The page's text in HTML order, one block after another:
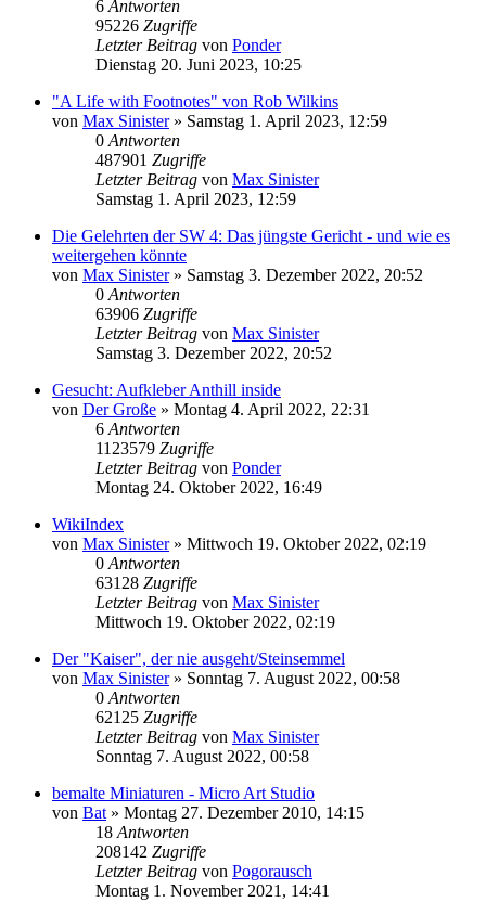
6 Antworten
95226 Zugriffe
Letzter Beitrag von Ponder
Dienstag 20. Juni 2023, 10:25
"A Life with Footnotes" von Rob Wilkins
von Max Sinister» Samstag 1. April 2023, 12:59
0 Antworten
487901 Zugriffe
Letzter Beitrag von Max Sinister
Samstag 1. April 2023, 12:59
Die Gelehrten der SW 4: Das jüngste Gericht - und wie es
weitergehen könnte
von Max Sinister» Samstag 3. Dezember 2022, 20:52
0 Antworten
63906 Zugriffe
Letzter Beitrag von Max Sinister
Samstag 3. Dezember 2022, 20:52
Gesucht: Aufkleber Anthill inside
von Der Große » Montag 4. April 2022, 22:31
6 Antworten
1123579 Zugriffe
Letzter Beitrag von Ponder
Montag 24. Oktober 2022, 16:49
WikiIndex
von Max Sinister» Mittwoch 19. Oktober 2022, 02:19
0 Antworten
63128 Zugriffe
Letzter Beitrag von Max Sinister
Mittwoch 19. Oktober 2022, 02:19
Der "Kaiser", der nie ausgeht/Steinsemmel
von Max Sinister» Sonntag 7. August 2022, 00:58
0 Antworten
62125 Zugriffe
Letzter Beitrag von Max Sinister
Sonntag 7. August 2022, 00:58
bemalte Miniaturen - Micro Art Studio
von Bat » Montag 27. Dezember 2010, 14:15
18 Antworten
208142 Zugriffe
Letzter Beitrag von Pogorausch
Montag 1. November 2021, 14:41